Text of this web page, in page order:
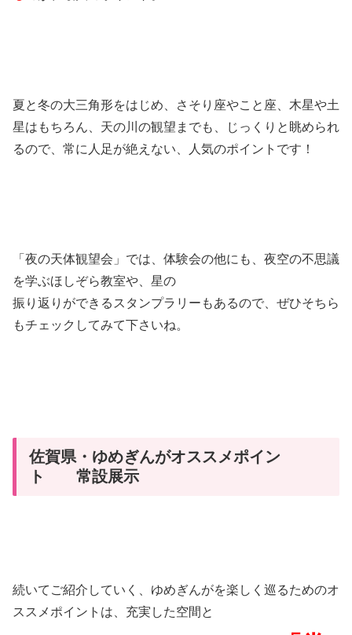
夏と冬の大三角形をはじめ、さそり座やこと座、木星や土
星はもちろん、天の川の観望までも、じっくりと眺められ
るので、常に人足が絶えない、人気のポイントです！
「夜の天体観望会」では、体験会の他にも、夜空の不思議
を学ぶほしぞら教室や、星の
振り返りができるスタンプラリーもあるので、ぜひそちら
もチェックしてみて下さいね。
佐賀県・ゆめぎんがオススメポイン
ト 常設展示
続いてご紹介していく、ゆめぎんがを楽しく巡るためのオ
ススメポイントは、充実した空間と